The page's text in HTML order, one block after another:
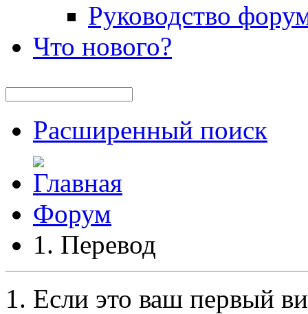
Руководство
Что нового?
Расширенный поиск
Форум
1. Перевод
Если это ваш первый